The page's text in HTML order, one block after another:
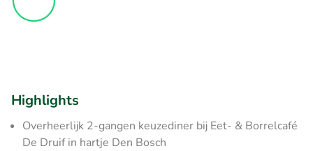
Highlights
Overheerlijk 2-gangen keuzediner bij Eet- & Borrelcafé
De Druif in hartje Den Bosch